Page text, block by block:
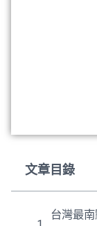
文章目錄
台灣最